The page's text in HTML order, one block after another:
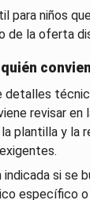
para niños
de la oferta
detalles
revisar
plantilla y la
indicada si se
específico o